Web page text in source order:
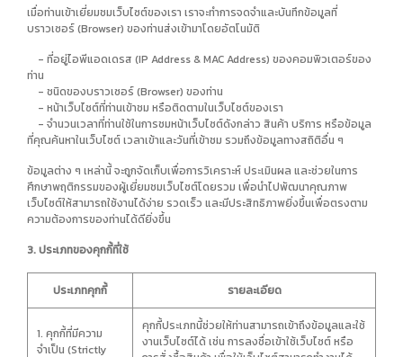
เมื่อท่านเข้าเยี่ยมชมเว็บไซต์ของเรา เราจะทำการจดจำและบันทึกข้อมูลที่
บราวเซอร์ (Browser) ของท่านส่งเข้ามาโดยอัตโนมัติ
- ที่อยู่ไอพีแอดเดรส (IP Address & MAC Address) ของคอมพิวเตอร์ของ
ท่าน
- ชนิดของบราวเซอร์ (Browser) ของท่าน
- หน้าเว็บไซต์ที่ท่านเข้าชม หรือติดตามในเว็บไซต์ของเรา
- จำนวนเวลาที่ท่านใช้ในการชมหน้าเว็บไซต์ดังกล่าว สินค้า บริการ หรือข้อมูล
ที่คุณค้นหาในเว็บไซต์ เวลาเข้าและวันที่เข้าชม รวมถึงข้อมูลทางสถิติอื่น ๆ
ข้อมูลต่าง ๆ เหล่านี้ จะถูกจัดเก็บเพื่อการวิเคราะห์ ประเมินผล และช่วยในการ
ศึกษาพฤติกรรมของผู้เยี่ยมชมเว็บไซต์โดยรวม เพื่อนำไปพัฒนาคุณภาพ
เว็บไซต์ให้สามารถใช้งานได้ง่าย รวดเร็ว และมีประสิทธิภาพยิ่งขึ้นเพื่อตรงตาม
ความต้องการของท่านได้ดียิ่งขึ้น
3. ประเภทของคุกกี้ที่ใช้
ประเภทคุกกี้ รายละเอียด
1. คุกกี้ที่มีความ
จำเป็น (Strictly
คุกกี้ประเภทนี้ช่วยให้ท่านสามารถเข้าถึงข้อมูลและใช้
งานเว็บไซต์ได้ เช่น การลงชื่อเข้าใช้เว็บไซต์ หรือ